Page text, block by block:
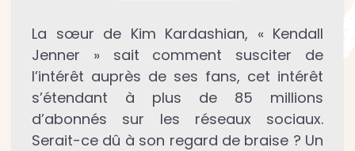
La sœur de Kim Kardashian, « Kendall
Jenner » sait comment susciter de
l’intérêt auprès de ses fans, cet intérêt
s’étendant à plus de 85 millions
d’abonnés sur les réseaux sociaux.
Serait-ce dû à son regard de braise ? Un